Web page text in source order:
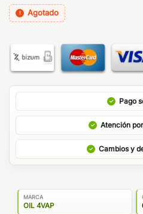
Agotado
Pago
Atención
Cambios y
MARCA
OIL 4VAP